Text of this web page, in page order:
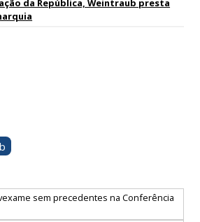
da República, Weintraub presta
sem precedentes na Conferência